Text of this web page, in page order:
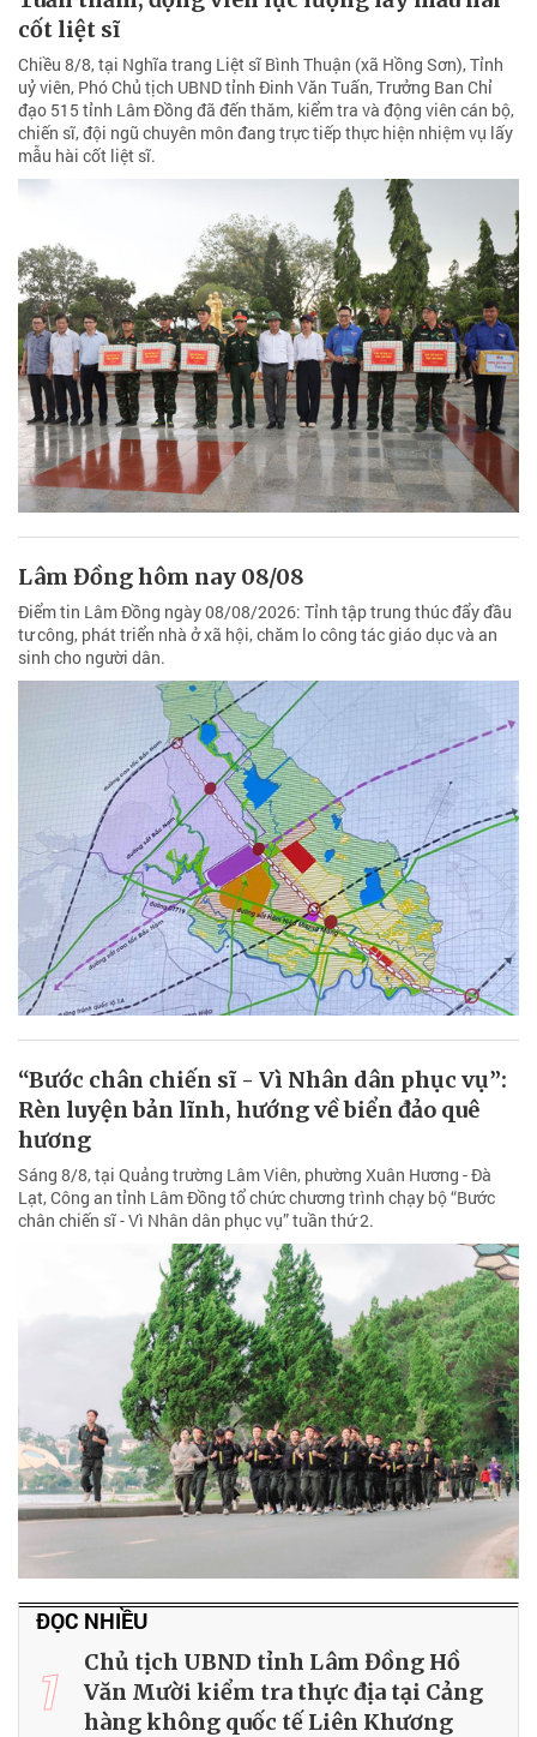
cốt liệt sĩ
Chiều 8/8, tại Nghĩa trang Liệt sĩ Bình Thuận (xã Hồng Sơn), Tỉnh
uỷ viên, Phó Chủ tịch UBND tỉnh Đinh Văn Tuấn, Trưởng Ban Chỉ
đạo 515 tỉnh Lâm Đồng đã đến thăm, kiểm tra và động viên cán bộ,
chiến sĩ, đội ngũ chuyên môn đang trực tiếp thực hiện nhiệm vụ lấy
mẫu hài cốt liệt sĩ.
Lâm Đồng hôm nay 08/08
Điểm tin Lâm Đồng ngày 08/08/2026: Tỉnh tập trung thúc đẩy đầu
tư công, phát triển nhà ở xã hội, chăm lo công tác giáo dục và an
sinh cho người dân.
“Bước chân chiến sĩ - Vì Nhân dân phục vụ”:
Rèn luyện bản lĩnh, hướng về biển đảo quê
hương
Sáng 8/8, tại Quảng trường Lâm Viên, phường Xuân Hương - Đà
Lạt, Công an tỉnh Lâm Đồng tổ chức chương trình chạy bộ “Bước
chân chiến sĩ - Vì Nhân dân phục vụ” tuần thứ 2.
ĐỌC NHIỀU
1
Chủ tịch UBND tỉnh Lâm Đồng Hồ
Văn Mười kiểm tra thực địa tại Cảng
hàng không quốc tế Liên Khương